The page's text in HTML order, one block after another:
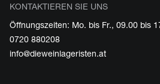
KONTAKTIEREN SIE UNS
Öffnungszeiten: Mo. bis Fr., 09.00 bis
0720 880208
info@dieweinlageristen.at